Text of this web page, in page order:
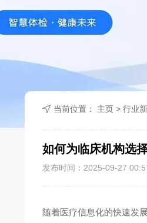
当前位置： 主页 > 行业
如何为临床机构选
发布时间：2025-09-27
随着医疗信息化的快速发